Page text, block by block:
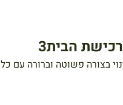
הבית3
בצורה פשוטה וברורה עם כל